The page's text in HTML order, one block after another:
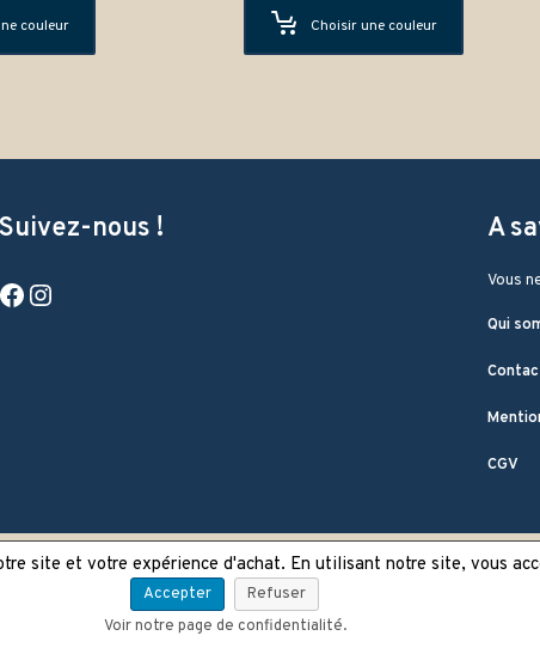
couleur Choisir une couleur
Suivez-nous !
Facebook
A
Vous
Qui
CGV
site et votre expérience d'achat. En utilisant notre site, vous
Accepter
Refuser
Voir notre page de confidentialité.